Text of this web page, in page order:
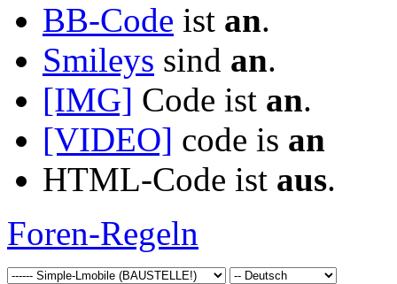
BB-Code ist an.
Smileys sind an.
[IMG] Code ist an.
[VIDEO] code is an
HTML-Code ist aus.
Foren-Regeln